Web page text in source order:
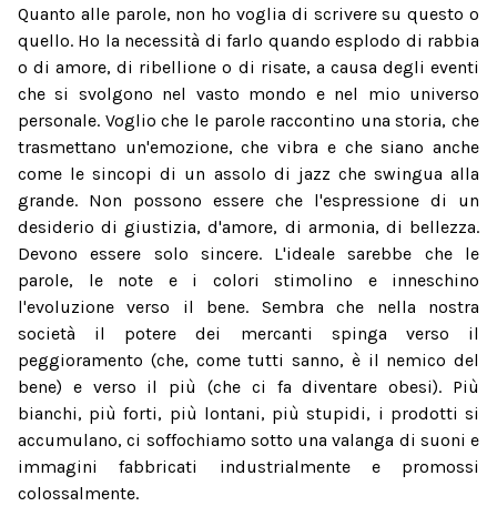
Quanto alle parole, non ho voglia di scrivere su questo o
quello. Ho la necessità di farlo quando esplodo di rabbia
o di amore, di ribellione o di risate, a causa degli eventi
che si svolgono nel vasto mondo e nel mio universo
personale. Voglio che le parole raccontino una storia, che
trasmettano un'emozione, che vibra e che siano anche
come le sincopi di un assolo di jazz che swingua alla
grande. Non possono essere che l'espressione di un
desiderio di giustizia, d'amore, di armonia, di bellezza.
Devono essere solo sincere. L'ideale sarebbe che le
parole, le note e i colori stimolino e inneschino
l'evoluzione verso il bene. Sembra che nella nostra
società il potere dei mercanti spinga verso il
peggioramento (che, come tutti sanno, è il nemico del
bene) e verso il più (che ci fa diventare obesi). Più
bianchi, più forti, più lontani, più stupidi, i prodotti si
accumulano, ci soffochiamo sotto una valanga di suoni e
immagini fabbricati industrialmente e promossi
colossalmente.